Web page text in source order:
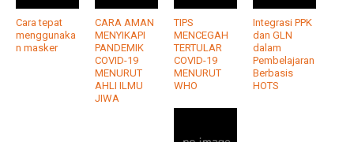
Cara tepat
menggunaka
n masker
CARA AMAN
MENYIKAPI
PANDEMIK
COVID-19
MENURUT
AHLI ILMU
JIWA
TIPS
MENCEGAH
TERTULAR
COVID-19
MENURUT
WHO
Integrasi PPK
dan GLN
dalam
Pembelajaran
Berbasis
HOTS